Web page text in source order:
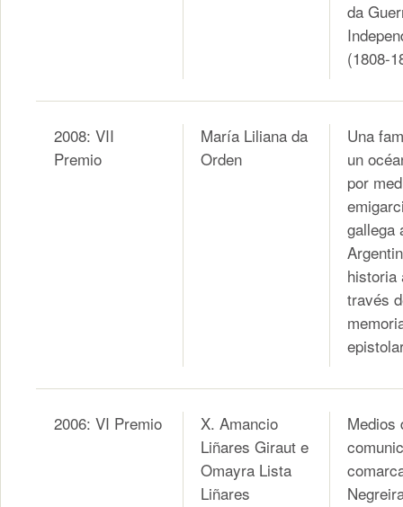
da
(1808-
2008: VII
Premio
María Liliana da
Orden
Una
un
por
gallega
historia
través
2006: VI Premio
X. Amancio
Liñares Giraut e
Omayra Lista
Liñares
Medios